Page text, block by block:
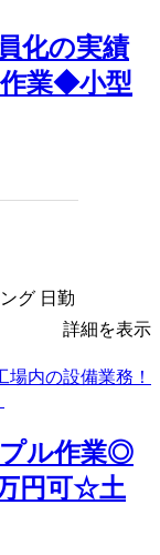
化の実績
業◆小型
グ 日勤
詳細を表示
プル作業◎
円可☆土